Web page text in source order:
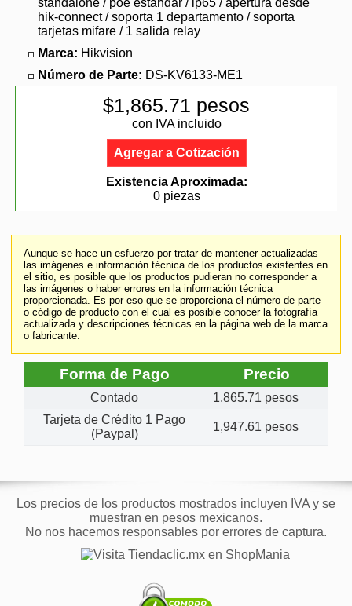
standalone / poe estandar / ip65 / apertura desde
hik-connect / soporta 1 departamento / soporta
tarjetas mifare / 1 salida relay
Marca: Hikvision
Número de Parte: DS-KV6133-ME1
$1,865.71 pesos
con IVA incluido
Agregar a Cotización
Existencia Aproximada:
0 piezas
Aunque se hace un esfuerzo por tratar de mantener actualizadas
las imágenes e información técnica de los productos existentes en
el sitio, es posible que los productos pudieran no corresponder a
las imágenes o haber errores en la información técnica
proporcionada. Es por eso que se proporciona el número de parte
o código de producto con el cual es posible conocer la fotografía
actualizada y descripciones técnicas en la página web de la marca
o fabricante.
Forma de Pago Precio
Contado
1,865.71 pesos
Tarjeta de Crédito 1 Pago
(Paypal)
1,947.61 pesos
Los precios de los productos mostrados incluyen IVA y se
muestran en pesos mexicanos.
No nos hacemos responsables por errores de captura.